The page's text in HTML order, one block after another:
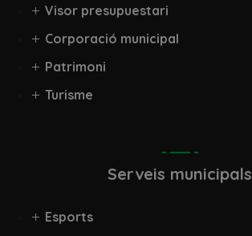
Visor presupuestari
Corporació municipal
Patrimoni
Turisme
Serveis municipals
Esports